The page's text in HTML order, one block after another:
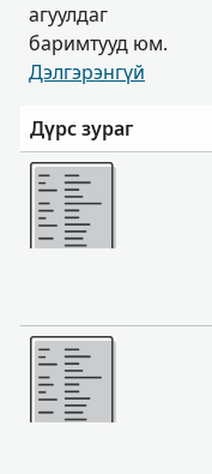
агуулдаг
баримтууд юм.
Дэлгэрэнгүй
Дүрс зураг
Нэмэх
Нэмэх